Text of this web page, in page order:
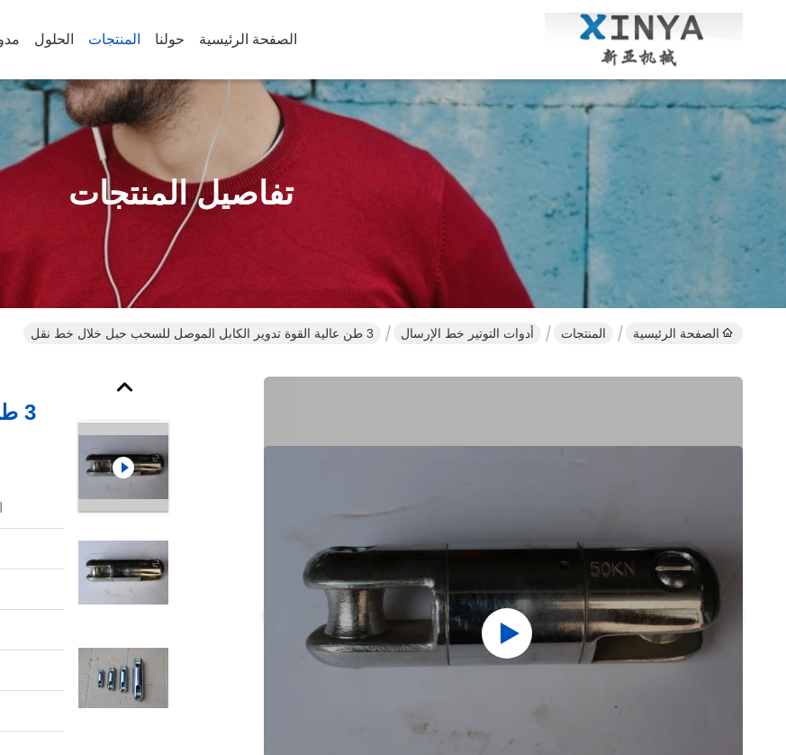
الصفحة الرئيسية حولنا المنتجات الحلول
تفاصيل المنتجات
الصفحة الرئيسية المنتجات أدوات التوتير خط الإرسال 3 طن عالية القوة تدوير الكابل الموصل للسحب حبل خلال خط نقل
3